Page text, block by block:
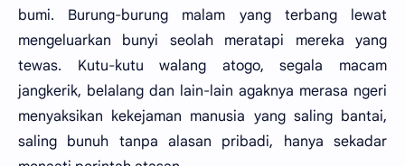
bumi. Burung-burung malam yang terbang lewat
mengeluarkan bunyi seolah meratapi mereka yang
tewas. Kutu-kutu walang atogo, segala macam
jangkerik, belalang dan lain-lain agaknya merasa ngeri
menyaksikan kekejaman manusia yang saling bantai,
saling bunuh tanpa alasan pribadi, hanya sekadar